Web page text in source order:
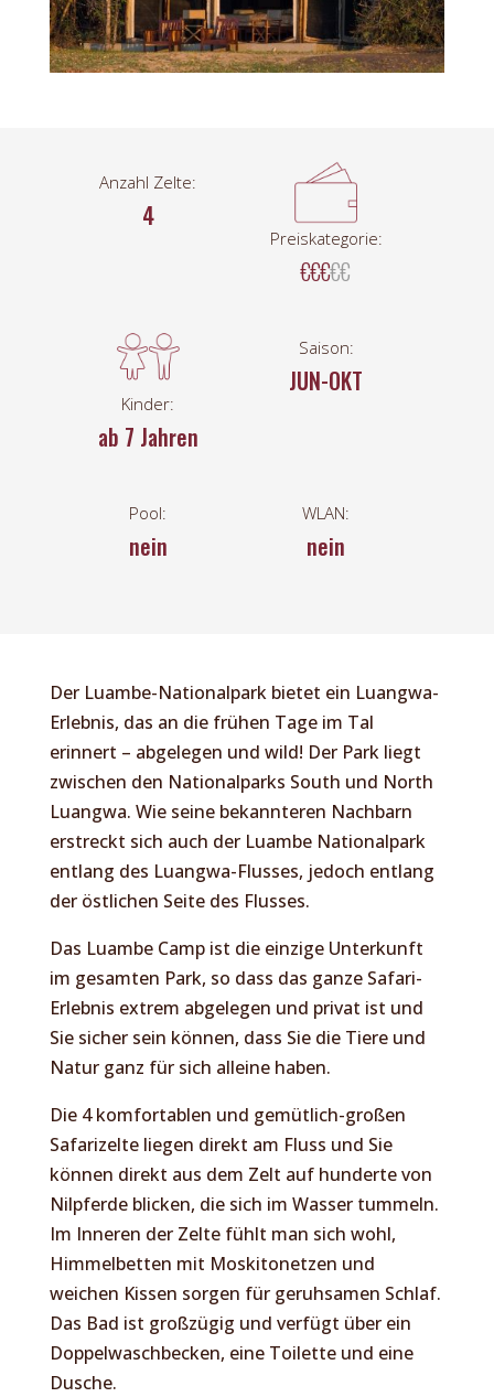
Anzahl Zelte:
4
Preiskategorie:
€€€€€
Kinder:
ab 7 Jahren
Saison:
JUN-OKT
Pool:
nein
WLAN:
nein
Der Luambe-Nationalpark bietet ein Luangwa-
Erlebnis, das an die frühen Tage im Tal
erinnert – abgelegen und wild! Der Park liegt
zwischen den Nationalparks South und North
Luangwa. Wie seine bekannteren Nachbarn
erstreckt sich auch der Luambe Nationalpark
entlang des Luangwa-Flusses, jedoch entlang
der östlichen Seite des Flusses.
Das Luambe Camp ist die einzige Unterkunft
im gesamten Park, so dass das ganze Safari-
Erlebnis extrem abgelegen und privat ist und
Sie sicher sein können, dass Sie die Tiere und
Natur ganz für sich alleine haben.
Die 4 komfortablen und gemütlich-großen
Safarizelte liegen direkt am Fluss und Sie
können direkt aus dem Zelt auf hunderte von
Nilpferde blicken, die sich im Wasser tummeln.
Im Inneren der Zelte fühlt man sich wohl,
Himmelbetten mit Moskitonetzen und
weichen Kissen sorgen für geruhsamen Schlaf.
Das Bad ist großzügig und verfügt über ein
Doppelwaschbecken, eine Toilette und eine
Dusche.